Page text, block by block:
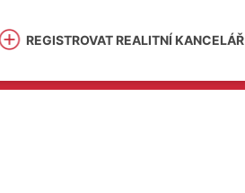
REGISTROVAT REALITNÍ KANCELÁŘ